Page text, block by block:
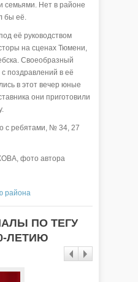
семьями. Нет в районе
бы её.
её руководством
на сценах Тюмени,
Своеобразный
поздравлений в её
в этот вечер юные
они приготовили
с ребятами, № 34, 27
фото автора
района
ПО ТЕГУ
ЛЕТИЮ